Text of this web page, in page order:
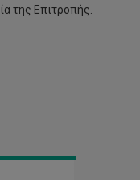
της Επιτροπής.